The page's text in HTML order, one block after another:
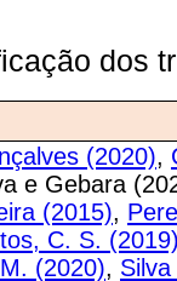
dos
(2020),
e Gebara
(2015),
C. S.
(2020),